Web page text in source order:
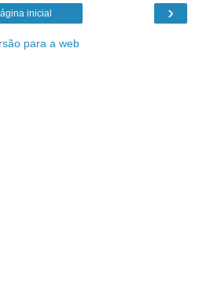
›
inicial
para a web